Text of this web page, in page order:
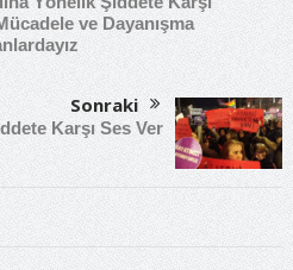
ve Dayanışma
Sonraki
Karşı Ses Ver